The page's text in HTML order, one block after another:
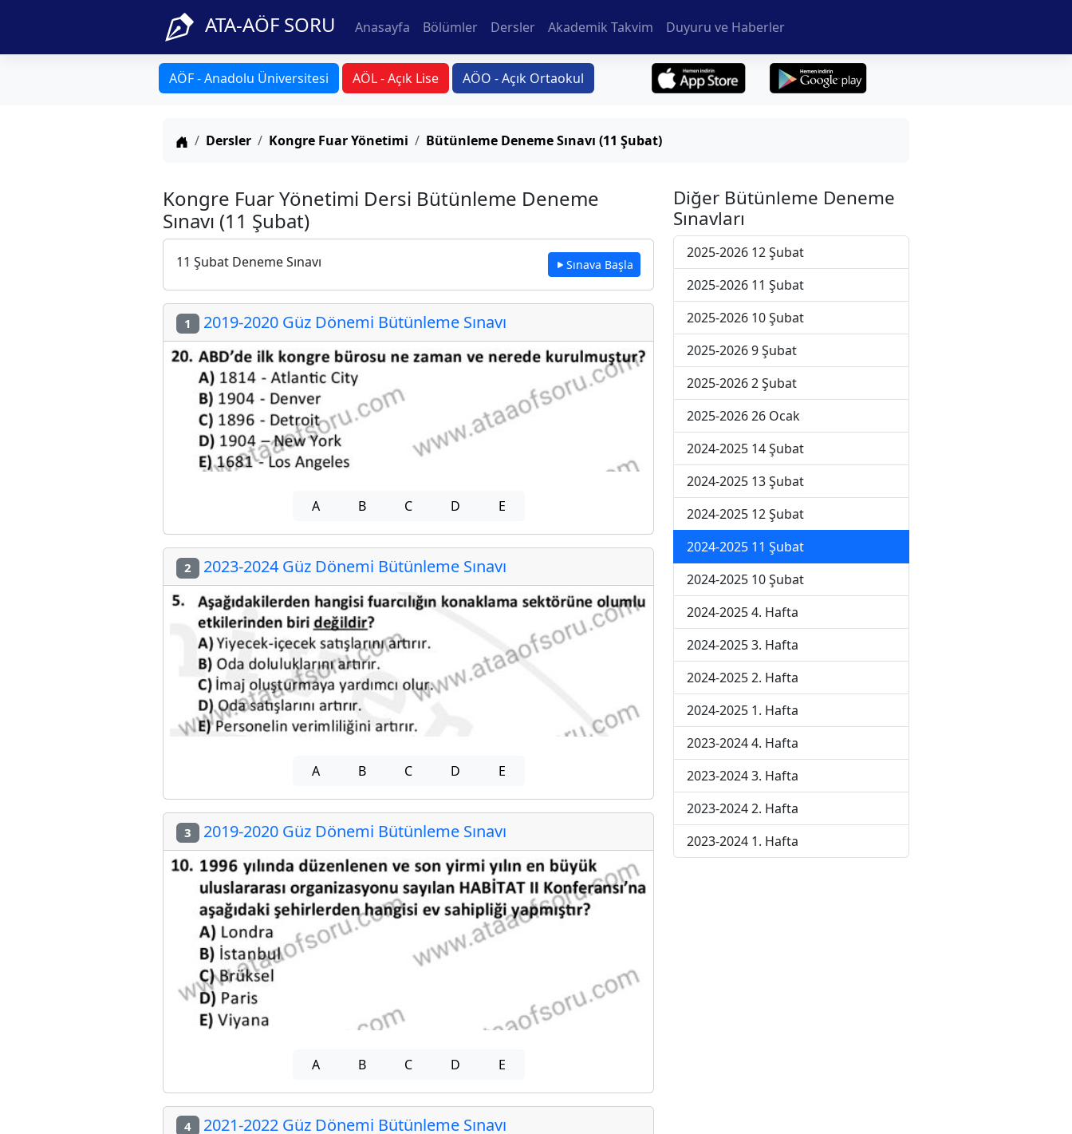
ATA-AÖF SORU Anasayfa Bölümler Dersler Akademik Takvim Duyuru ve Haberler
AÖF - Anadolu Üniversitesi AÖL - Açık Lise AÖO - Açık Ortaokul
Anasayfa
Dersler Kongre Fuar Yönetimi Bütünleme Deneme Sınavı (11 Şubat)
Kongre Fuar Yönetimi Dersi Bütünleme Deneme
Sınavı (11 Şubat)
11 Şubat Deneme Sınavı Sınava Başla
1 2019-2020 Güz Dönemi Bütünleme Sınavı
A B C D E
2 2023-2024 Güz Dönemi Bütünleme Sınavı
A B C D E
3 2019-2020 Güz Dönemi Bütünleme Sınavı
A B C D E
4 2021-2022 Güz Dönemi Bütünleme Sınavı
Diğer Bütünleme Deneme
Sınavları
2025-2026 12 Şubat
2025-2026 11 Şubat
2025-2026 10 Şubat
2025-2026 9 Şubat
2025-2026 2 Şubat
2025-2026 26 Ocak
2024-2025 14 Şubat
2024-2025 13 Şubat
2024-2025 12 Şubat
2024-2025 11 Şubat
2024-2025 10 Şubat
2024-2025 4. Hafta
2024-2025 3. Hafta
2024-2025 2. Hafta
2024-2025 1. Hafta
2023-2024 4. Hafta
2023-2024 3. Hafta
2023-2024 2. Hafta
2023-2024 1. Hafta